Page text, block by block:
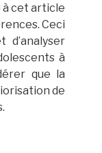
à cet article
Ceci
d’analyser
à
que la
de